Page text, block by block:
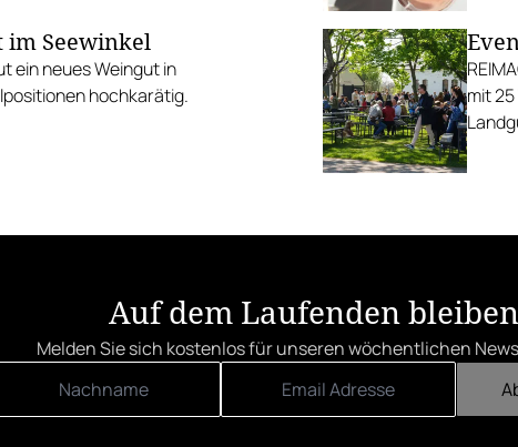
im Seewinkel
ein neues Weingut in
hochkarätig.
mit
Auf dem Laufenden bleiben
Melden Sie sich kostenlos für unseren wöchentlichen